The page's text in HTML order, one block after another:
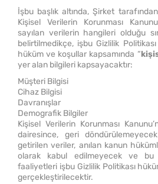
İşbu başlık altında, Şirket
Kişisel Verilerin Korunması
sayılan verilerin hangileri olduğu
belirtilmedikçe, işbu Gizlilik
hüküm ve koşullar kapsamında “
yer alan bilgileri kapsayacaktır:
Müşteri Bilgisi
Cihaz Bilgisi
Davranışlar
Demografik Bilgiler
Kişisel Verilerin Korunması
dairesince, geri
getirilen veriler, anılan kanun
olarak kabul edilmeyecek ve bu
faaliyetleri işbu Gizlilik Politikası
gerçekleştirilecektir.